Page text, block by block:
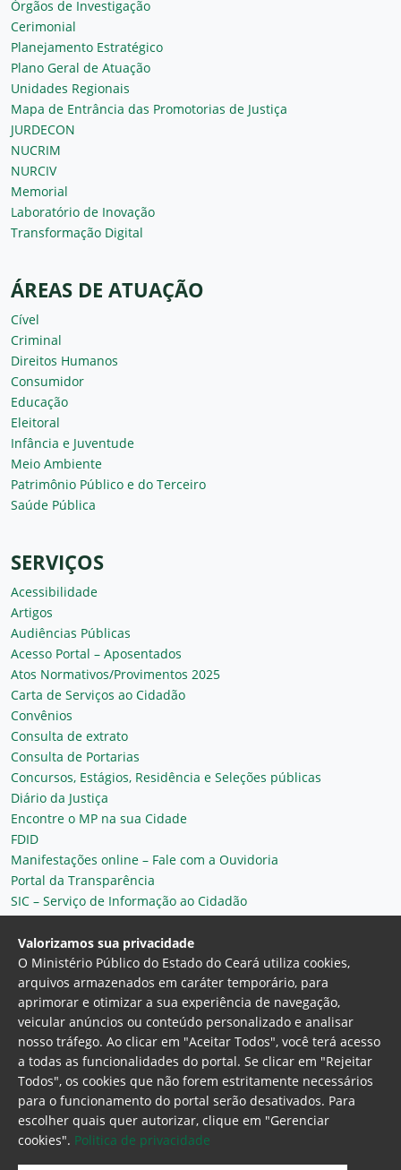
Órgãos de Investigação
Cerimonial
Planejamento Estratégico
Plano Geral de Atuação
Unidades Regionais
Mapa de Entrância das Promotorias de Justiça
JURDECON
NUCRIM
NURCIV
Memorial
Laboratório de Inovação
Transformação Digital
ÁREAS DE ATUAÇÃO
Cível
Criminal
Direitos Humanos
Consumidor
Educação
Eleitoral
Infância e Juventude
Meio Ambiente
Patrimônio Público e do Terceiro
Saúde Pública
SERVIÇOS
Acessibilidade
Artigos
Audiências Públicas
Acesso Portal – Aposentados
Atos Normativos/Provimentos 2025
Carta de Serviços ao Cidadão
Convênios
Consulta de extrato
Consulta de Portarias
Concursos, Estágios, Residência e Seleções públicas
Diário da Justiça
Encontre o MP na sua Cidade
FDID
Manifestações online – Fale com a Ouvidoria
Portal da Transparência
SIC – Serviço de Informação ao Cidadão
Plantão MP do Ceará
Secretaria Geral
Ministério Público do Estado do Ceará
Procuradoria Geral de Justiça Av. Gen. Afonso
Albuquerque Lima, 130 - Cambeba - CEP:
Valorizamos sua privacidade
O Ministério Público do Estado do Ceará utiliza cookies,
arquivos armazenados em caráter temporário, para
aprimorar e otimizar a sua experiência de navegação,
veicular anúncios ou conteúdo personalizado e analisar
nosso tráfego. Ao clicar em "Aceitar Todos", você terá acesso
a todas as funcionalidades do portal. Se clicar em "Rejeitar
Todos", os cookies que não forem estritamente necessários
para o funcionamento do portal serão desativados. Para
escolher quais quer autorizar, clique em "Gerenciar
cookies". Politica de privacidade